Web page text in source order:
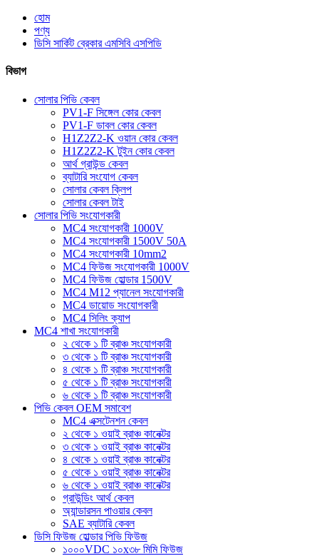
হোম
পণ্য
ডিসি সার্কিট ব্রেকার এমসিবি এসপিডি
বিভাগ
সোলার পিভি কেবল
PV1-F সিঙ্গেল কোর কেবল
PV1-F ডাবল কোর কেবল
H1Z2Z2-K ওয়ান কোর কেবল
H1Z2Z2-K টুইন কোর কেবল
আর্থ গ্রাউন্ড কেবল
ব্যাটারি সংযোগ কেবল
সোলার কেবল ক্লিপ
সোলার কেবল টাই
সোলার পিভি সংযোগকারী
MC4 সংযোগকারী 1000V
MC4 সংযোগকারী 1500V 50A
MC4 সংযোগকারী 10mm2
MC4 ফিউজ সংযোগকারী 1000V
MC4 ফিউজ হোল্ডার 1500V
MC4 M12 প্যানেল সংযোগকারী
MC4 ডায়োড সংযোগকারী
MC4 সিলিং ক্যাপ
MC4 শাখা সংযোগকারী
২ থেকে ১ টি ব্রাঞ্চ সংযোগকারী
৩ থেকে ১ টি ব্রাঞ্চ সংযোগকারী
৪ থেকে ১ টি ব্রাঞ্চ সংযোগকারী
৫ থেকে ১ টি ব্রাঞ্চ সংযোগকারী
৬ থেকে ১ টি ব্রাঞ্চ সংযোগকারী
পিভি কেবল OEM সমাবেশ
MC4 এক্সটেনশন কেবল
২ থেকে ১ ওয়াই ব্রাঞ্চ কানেক্টর
৩ থেকে ১ ওয়াই ব্রাঞ্চ কানেক্টর
৪ থেকে ১ ওয়াই ব্রাঞ্চ কানেক্টর
৫ থেকে ১ ওয়াই ব্রাঞ্চ কানেক্টর
৬ থেকে ১ ওয়াই ব্রাঞ্চ কানেক্টর
গ্রাউন্ডিং আর্থ কেবল
অ্যান্ডারসন পাওয়ার কেবল
SAE ব্যাটারি কেবল
ডিসি ফিউজ হোল্ডার পিভি ফিউজ
১০০০VDC ১০x৩৮ মিমি ফিউজ